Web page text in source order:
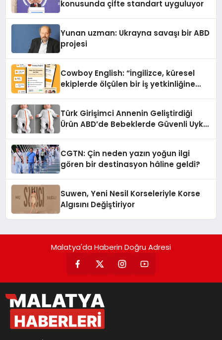
konusunda çifte standart uyguluyor
Yunan uzman: Ukrayna savaşı bir ABD
projesi
Cowboy English: “İngilizce, küresel
ekiplerde ölçülen bir iş yetkinliğine
Türk Girişimci Annenin Geliştirdiği
Ürün ABD’de Bebeklerde Güvenli Uyku
CGTN: Çin neden yazın yoğun ilgi
gören bir destinasyon hâline geldi?
Suwen, Yeni Nesil Korseleriyle Korse
Algısını Değiştiriyor
Malatya'da Haberin Doğru Adresi